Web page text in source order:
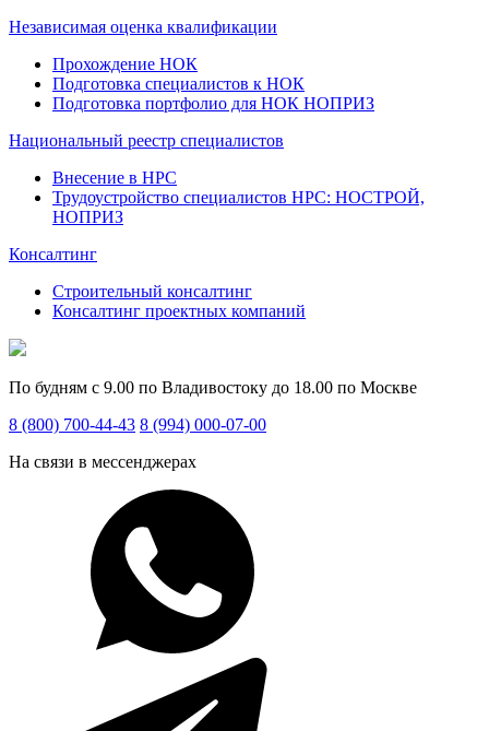
Независимая оценка квалификации
Прохождение НОК
Подготовка специалистов к НОК
Подготовка портфолио для НОК НОПРИЗ
Национальный реестр специалистов
Внесение в НРС
Трудоустройство специалистов НРС: НОСТРОЙ,
НОПРИЗ
Консалтинг
Строительный консалтинг
Консалтинг проектных компаний
По будням с 9.00 по Владивостоку до 18.00 по Москве
8 (800) 700-44-43 8 (994) 000-07-00
На связи в мессенджерах